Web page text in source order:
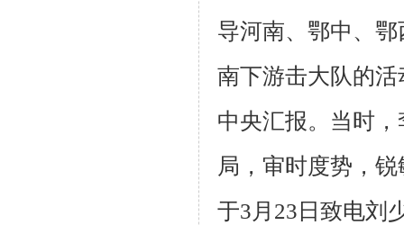
导河南、鄂中、
南下游击大队的
中央汇报。当时
局，审时度势，
于3月 23 日致电刘